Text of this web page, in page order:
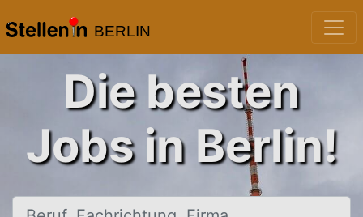
BERLIN
Die besten
Jobs in Berlin!
Beruf, Fachrichtung, Firma